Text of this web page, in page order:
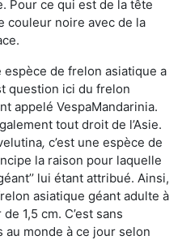
Pour ce qui est de la tête
couleur noire avec de la
de frelon asiatique a
question ici du frelon
appelé VespaMandarinia.
tout droit de l’Asie.
, c’est une espèce de
la raison pour laquelle
lui étant attribué. Ainsi,
asiatique géant adulte à
1,5 cm. C’est sans
monde à ce jour selon